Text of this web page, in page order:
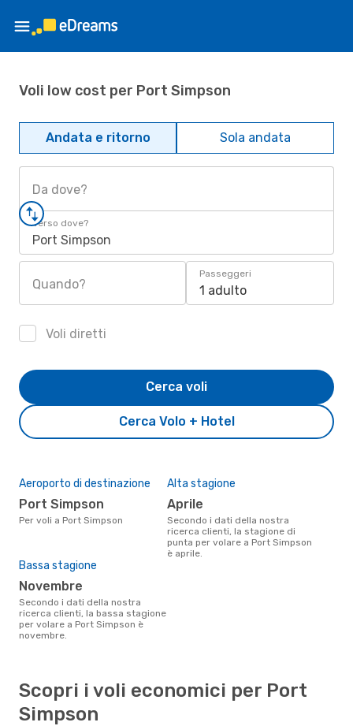
Voli low cost per Port Simpson
Andata e ritorno Sola andata
Da dove?
Verso dove?
Port Simpson
Quando?
Passeggeri
1 adulto
Voli diretti
Cerca Volo + Hotel
Cerca voli
Aeroporto di destinazione
Port Simpson
Per voli a Port Simpson
Alta stagione
aprile
Secondo i dati della nostra
ricerca clienti, la stagione di
punta per volare a Port Simpson
è aprile.
Bassa stagione
novembre
Secondo i dati della nostra
ricerca clienti, la bassa stagione
per volare a Port Simpson è
novembre.
Scopri i voli economici per Port
Simpson